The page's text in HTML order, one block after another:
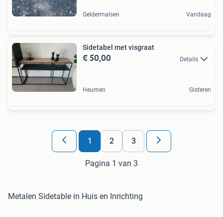
Geldermalsen Vandaag
Sidetabel met visgraat
€ 50,00 Details
Heumen Gisteren
1 2 3
Pagina 1 van 3
Metalen Sidetable in Huis en Inrichting